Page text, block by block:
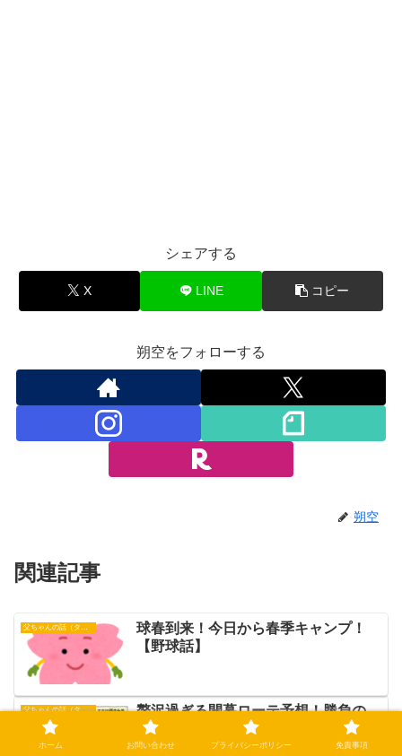
シェアする
X LINE コピー
朔空をフォローする
朔空
関連記事
父ちゃんの話（タイガース）
球春到来！今日から春季キャンプ！
【野球話】
父ちゃんの話（タイガース）
贅沢過ぎる開幕ローテ予想！勝負の
「超・厚型」布陣【野球話】
ホーム お問い合わせ プライバシーポリシー 免責事項